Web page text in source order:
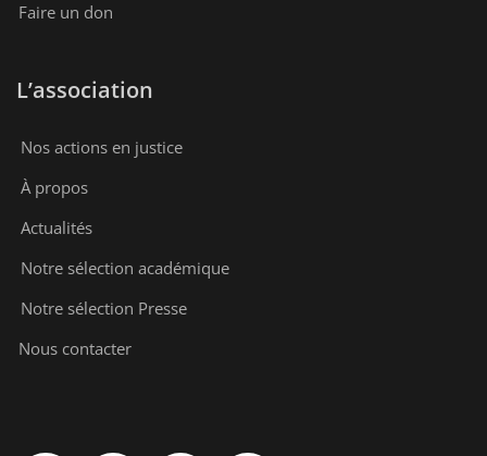
Faire un don
L’association
Nos actions en justice
À propos
Actualités
Notre sélection académique
Notre sélection Presse
Nous contacter